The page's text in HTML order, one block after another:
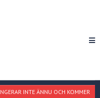
INTE ÄNNU OCH KOMMER